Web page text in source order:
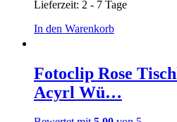
Lieferzeit: 2 - 7 Tage
In den Warenkorb
Fotoclip Rose
Acyrl Wü…